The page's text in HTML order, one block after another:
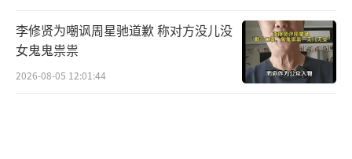
李修贤为嘲讽周星驰道歉 称对方没儿没
女鬼鬼祟祟
2026-08-05 12:01:44